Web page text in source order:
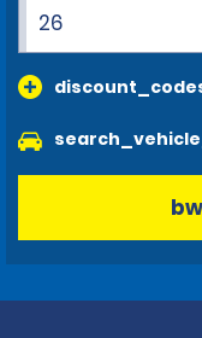
26